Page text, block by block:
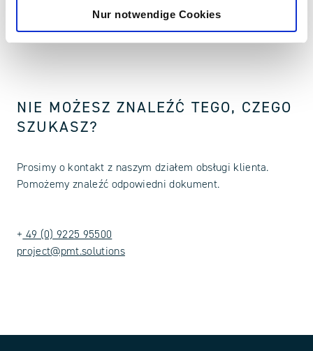
Nur notwendige Cookies
NIE MOŻESZ ZNALEŹĆ TEGO, CZEGO
SZUKASZ?
Prosimy o kontakt z naszym działem obsługi klienta.
Pomożemy znaleźć odpowiedni dokument.
+ 49 (0) 9225 95500
project@pmt.solutions